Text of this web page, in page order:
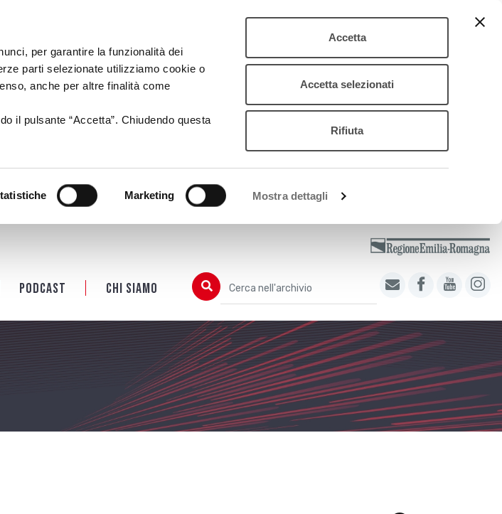
per garantire la funzionalità dei
parti selezionate utilizziamo cookie o
anche per altre finalità come
il pulsante “Accetta”. Chiudendo questa
Marketing Mostra dettagli
Accetta
Accetta selezionati
Rifiuta
PODCAST Chi siamo Cerca
Cerca nell'archivio